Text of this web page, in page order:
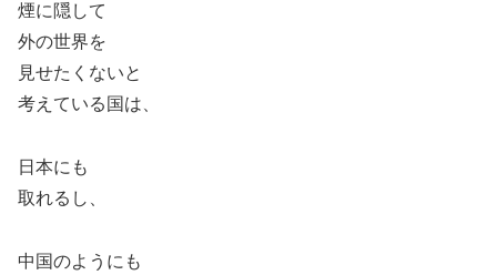
煙に隠して
外の世界を
見せたくないと
考えている国は、
日本にも
取れるし、
中国のようにも